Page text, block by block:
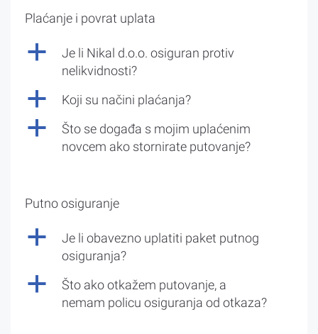
Plaćanje i povrat uplata
a
Je li Nikal d.o.o. osiguran protiv
nelikvidnosti?
a Koji su načini plaćanja?
a
Što se događa s mojim uplaćenim
novcem ako stornirate putovanje?
Putno osiguranje
a
Je li obavezno uplatiti paket putnog
osiguranja?
a
Što ako otkažem putovanje, a
nemam policu osiguranja od otkaza?